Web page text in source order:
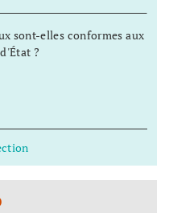
sont-elles conformes aux
?